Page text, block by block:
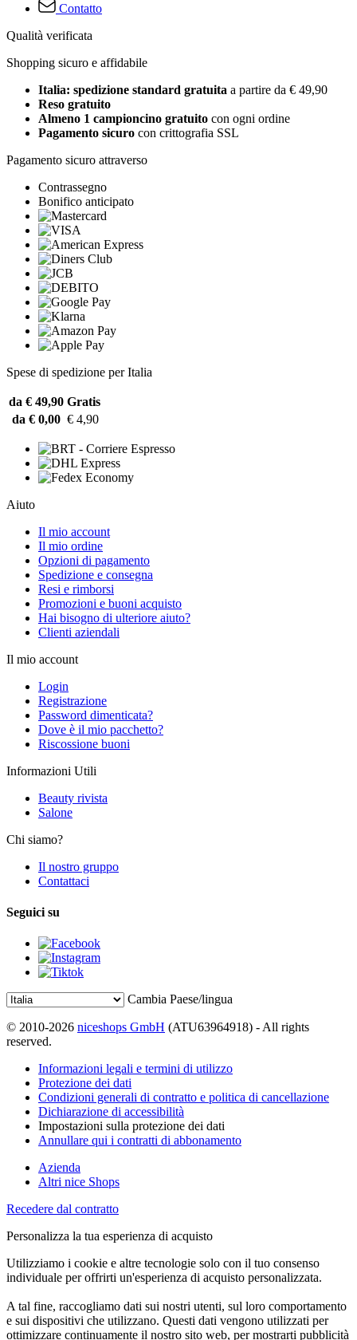
Contatto
Qualità verificata
Shopping sicuro e affidabile
Italia: spedizione standard gratuita a partire da € 49,90
Reso gratuito
Almeno 1 campioncino gratuito con ogni ordine
Pagamento sicuro con crittografia SSL
Pagamento sicuro attraverso
Contrassegno
Bonifico anticipato
Spese di spedizione per Italia
da € 49,90 Gratis
da € 0,00 € 4,90
Aiuto
Il mio account
Il mio ordine
Opzioni di pagamento
Spedizione e consegna
Resi e rimborsi
Promozioni e buoni acquisto
Hai bisogno di ulteriore aiuto?
Clienti aziendali
Il mio account
Login
Registrazione
Password dimenticata?
Dove è il mio pacchetto?
Riscossione buoni
Informazioni Utili
Beauty rivista
Salone
Chi siamo?
Il nostro gruppo
Contattaci
Seguici su
Cambia Paese/lingua
© 2010-2026 niceshops GmbH (ATU63964918) - All rights
reserved.
Informazioni legali e termini di utilizzo
Protezione dei dati
Condizioni generali di contratto e politica di cancellazione
Dichiarazione di accessibilità
Impostazioni sulla protezione dei dati
Annullare qui i contratti di abbonamento
Azienda
Altri nice Shops
Recedere dal contratto
Personalizza la tua esperienza di acquisto
Utilizziamo i cookie e altre tecnologie solo con il tuo consenso
individuale per offrirti un'esperienza di acquisto personalizzata.
A tal fine, raccogliamo dati sui nostri utenti, sul loro comportamento
e sui dispositivi che utilizzano. Questi dati vengono utilizzati per
ottimizzare continuamente il nostro sito web, per mostrarti pubblicità